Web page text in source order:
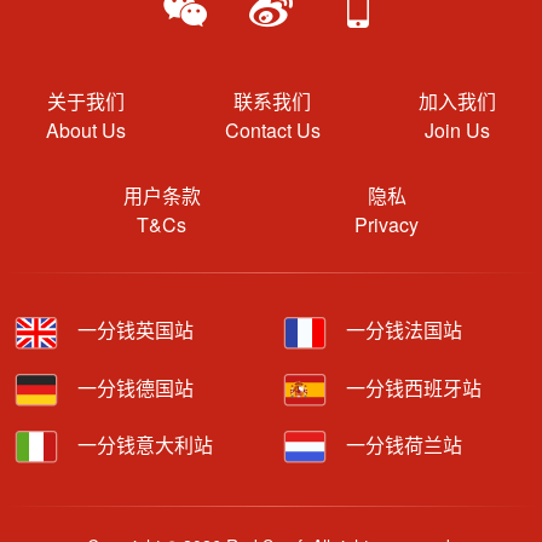
关于我们
About Us
联系我们
Contact Us
加入我们
Join Us
用户条款
T&Cs
隐私
Privacy
一分钱英国站 一分钱法国站
一分钱德国站 一分钱西班牙站
一分钱意大利站 一分钱荷兰站